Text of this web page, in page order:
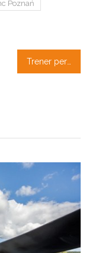
Poznań
Trener personalny – czym się zajmuje?